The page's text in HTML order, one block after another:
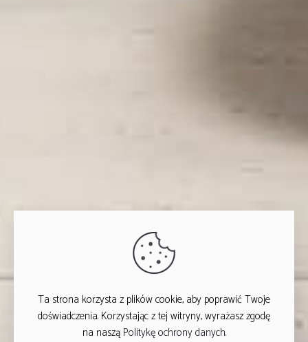
Ta strona korzysta z plików cookie, aby poprawić Twoje
doświadczenia. Korzystając z tej witryny, wyrażasz zgodę
na nasząPolitykę ochrony danych.